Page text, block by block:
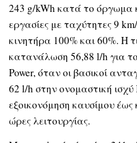
243 g/kWh κατά το όργωμα
εργασίες με ταχύτητες 9
κινητήρα 100% και 60%. Η
κατανάλωση 56,88 l/h για
Power, όταν οι βασικοί
62 l/h στην ονομαστική
εξοικονόμηση καυσίμου
ώρες λειτουργίας.